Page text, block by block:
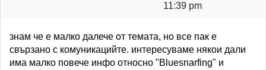
11:39 pm
знам че е малко далече от темата, но все пак е
свързано с комуникацийте. интересуваме някои дали
има малко повече инфо относно "Bluesnarfing" и